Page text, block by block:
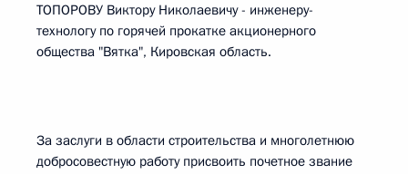
ТОПОРОВУ Виктору Николаевичу - инженеру-
технологу по горячей прокатке акционерного
общества "Вятка", Кировская область.
За заслуги в области строительства и многолетнюю
добросовестную работу присвоить почетное звание